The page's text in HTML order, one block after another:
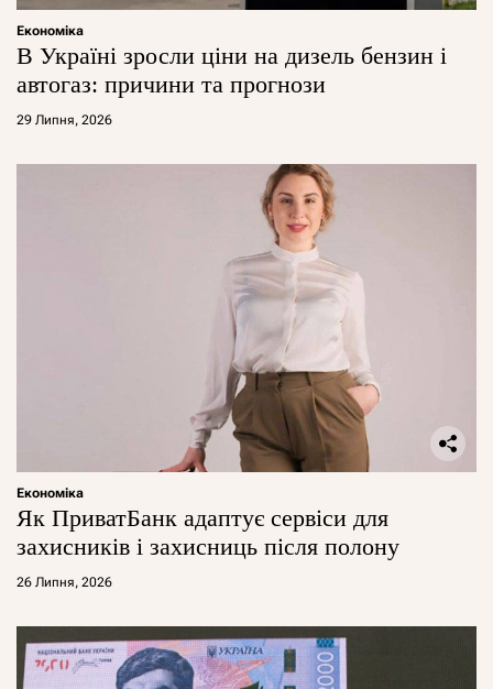
Економіка
В Україні зросли ціни на дизель бензин і
автогаз: причини та прогнози
29 Липня, 2026
Економіка
Як ПриватБанк адаптує сервіси для
захисників і захисниць після полону
26 Липня, 2026